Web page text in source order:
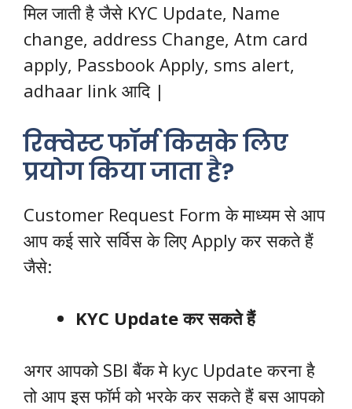
मिल जाती है जैसे KYC Update, Name
change, address Change, Atm card
apply, Passbook Apply, sms alert,
adhaar link आदि |
रिक्वेस्ट फॉर्म किसके लिए
प्रयोग किया जाता है?
Customer Request Form के माध्यम से आप
आप कई सारे सर्विस के लिए Apply कर सकते हैं
जैसे:
KYC Update कर सकते हैं
अगर आपको SBI बैंक मे kyc Update करना है
तो आप इस फॉर्म को भरके कर सकते हैं बस आपको